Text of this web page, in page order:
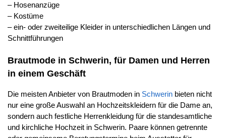
– Hosenanzüge
– Kostüme
– ein- oder zweiteilige Kleider in unterschiedlichen Längen und
Schnittführungen
Brautmode in Schwerin, für Damen und Herren
in einem Geschäft
Die meisten Anbieter von Brautmoden in Schwerin bieten nicht
nur eine große Auswahl an Hochzeitskleidern für die Dame an,
sondern auch festliche Herrenkleidung für die standesamtliche
und kirchliche Hochzeit in Schwerin. Paare können getrennte